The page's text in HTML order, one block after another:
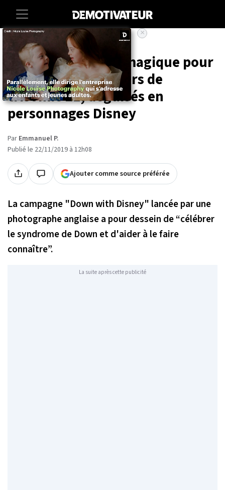
Accueil Societe
Une séance photo magique pour
ces enfants, porteurs de
trisomie 21, déguisés en
personnages Disney
Par Emmanuel P.
Publié le 22/11/2019 à 12h08
Ajouter comme source préférée
×
La campagne "Down with Disney" lancée par une
photographe anglaise a pour dessein de “célébrer
le syndrome de Down et d'aider à le faire
connaître”.
La suite après cette publicité